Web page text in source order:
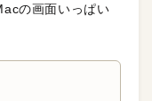
の画面いっぱい